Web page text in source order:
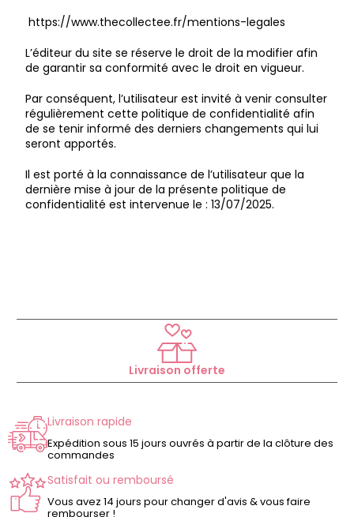
https://www.thecollectee.fr/mentions-legales
L’éditeur du site se réserve le droit de la modifier afin
de garantir sa conformité avec le droit en vigueur.
Par conséquent, l’utilisateur est invité à venir consulter
régulièrement cette politique de confidentialité afin
de se tenir informé des derniers changements qui lui
seront apportés.
Il est porté à la connaissance de l’utilisateur que la
dernière mise à jour de la présente politique de
confidentialité est intervenue le : 13/07/2025.
Livraison offerte
Livraison rapide
Expédition sous 15 jours ouvrés à partir de la clôture des
commandes
Satisfait ou remboursé
Vous avez 14 jours pour changer d'avis & vous faire
rembourser !